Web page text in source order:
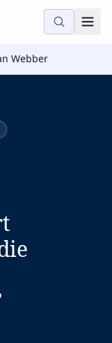
Webber